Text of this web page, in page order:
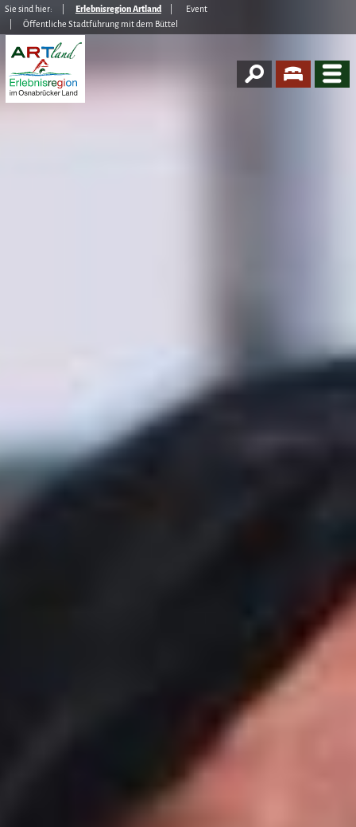
Sie sind hier: Erlebnisregion Artland
Event
Öffentliche Stadtführung mit dem Büttel